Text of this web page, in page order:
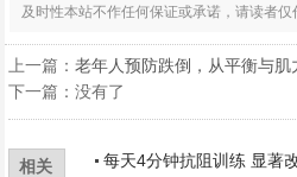
及时性本站不作任何保证或承诺，请读者仅
上一篇：老年人预防跌倒，从平衡与肌
下一篇：没有了
相关
每天4分钟抗阻训练 显著